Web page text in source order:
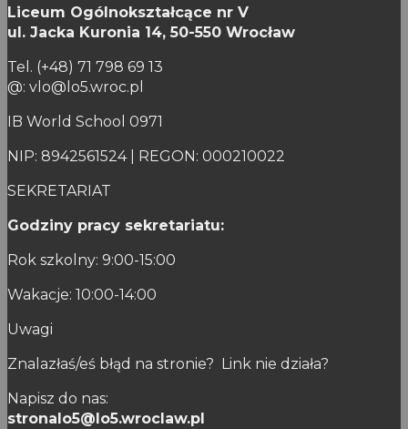
Liceum Ogólnokształcące nr V
ul. Jacka Kuronia 14, 50-550 Wrocław
Tel. (+48) 71 798 69 13
@: vlo@lo5.wroc.pl
IB World School 0971
NIP: 8942561524 | REGON: 000210022
SEKRETARIAT
Godziny pracy sekretariatu:
Rok szkolny: 9:00-15:00
Wakacje: 10:00-14:00
Uwagi
Znalazłaś/eś błąd na stronie? Link nie działa?
Napisz do nas:
stronalo5@lo5.wroclaw.pl